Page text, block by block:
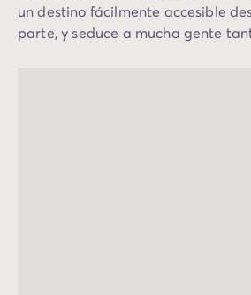
un destino fácilmente accesible
parte, y seduce a mucha gente